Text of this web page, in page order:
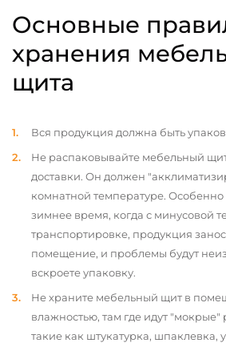
Основные
хранения
щита
Вся продукция должна быть
Не распаковывайте мебельный
доставки. Он должен
комнатной температуре. Особенно
зимнее время, когда с минусовой
транспортировке, продукция
помещение, и проблемы будут
вскроете упаковку.
Не храните мебельный щит в
влажностью, там где идут
такие как штукатурка, шпаклевка,